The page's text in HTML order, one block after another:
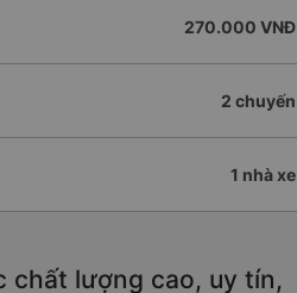
270.000 VNĐ
2 chuyến
1 nhà xe
chất lượng cao, uy tín,